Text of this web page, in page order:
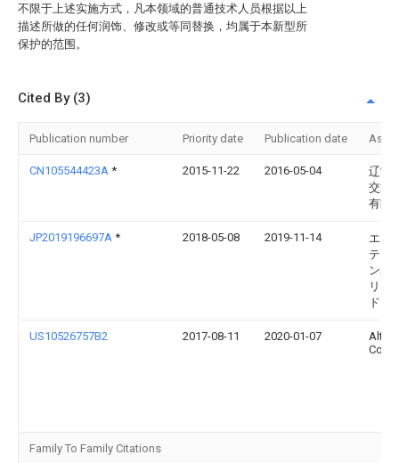
不限于上述实施方式，凡本领域的普通技术人员根据以上
描述所做的任何润饰、修改或等同替换，均属于本新型所
保护的范围。
Cited By (3)
Publication number Priority date Publication date
CN105544423A * 2015-11-22 2016-05-04
辽宁
交通
有限
JP2019196697A * 2018-05-08 2019-11-14
エー
テッ
ンパ
リミ
ド
US10526757B2 2017-08-11 2020-01-07
Co.,
Family To Family Citations